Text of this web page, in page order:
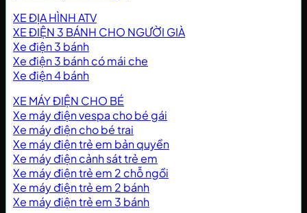
XE ĐỊA HÌNH ATV
XE ĐIỆN 3 BÁNH CHO NGƯỜI GIÀ
Xe điện 3 bánh
Xe điện 3 bánh có mái che
Xe điện 4 bánh
XE MÁY ĐIỆN CHO BÉ
Xe máy điện vespa cho bé gái
Xe máy điện cho bé trai
Xe máy điện trẻ em bản quyền
Xe máy điện cảnh sát trẻ em
Xe máy điện trẻ em 2 chỗ ngồi
Xe máy điện trẻ em 2 bánh
Xe máy điện trẻ em 3 bánh